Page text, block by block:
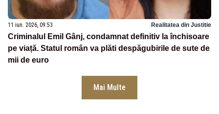
11 iun. 2026, 09:53 Realitatea din Justitie
Criminalul Emil Gânj, condamnat definitiv la închisoare
pe viață. Statul român va plăti despăgubirile de sute de
mii de euro
Mai Multe